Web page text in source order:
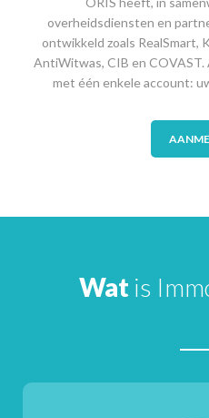
overheidsdiensten en
ontwikkeld zoals RealSmart,
AntiWitwas, CIB en
met één enkele account:
Watis